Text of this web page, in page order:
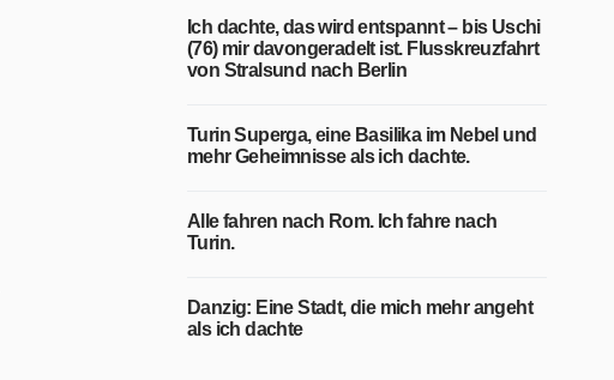
Ich dachte, das wird entspannt – bis Uschi
(76) mir davongeradelt ist. Flusskreuzfahrt
von Stralsund nach Berlin
Turin Superga, eine Basilika im Nebel und
mehr Geheimnisse als ich dachte.
Alle fahren nach Rom. Ich fahre nach
Turin.
Danzig: Eine Stadt, die mich mehr angeht
als ich dachte